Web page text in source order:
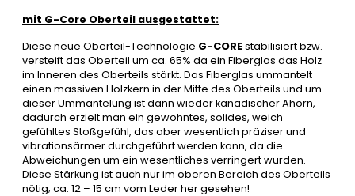
mit G-Core Oberteil ausgestattet:
Diese neue Oberteil-Technologie G-COREstabilisiert bzw.
versteift das Oberteil um ca. 65% da ein Fiberglas das Holz
im Inneren des Oberteils stärkt. Das Fiberglas ummantelt
einen massiven Holzkern in der Mitte des Oberteils und um
dieser Ummantelung ist dann wieder kanadischer Ahorn,
dadurch erzielt man ein gewohntes, solides, weich
gefühltes Stoßgefühl, das aber wesentlich präziser und
vibrationsärmer durchgeführt werden kann, da die
Abweichungen um ein wesentliches verringert wurden.
Diese Stärkung ist auch nur im oberen Bereich des Oberteils
nötig; ca. 12 – 15 cm vom Leder her gesehen!